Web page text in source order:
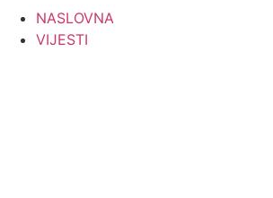
NASLOVNA
VIJESTI